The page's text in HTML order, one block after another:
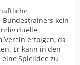
Bundestrainers kein
Verein erfolgen, da
Er kann in den
Spielidee zu